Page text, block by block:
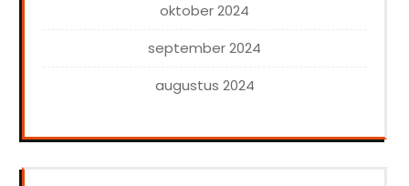
oktober 2024
september 2024
augustus 2024